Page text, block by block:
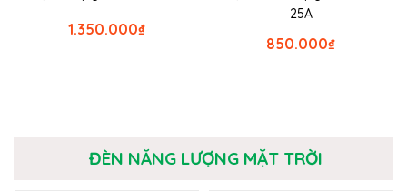
₫
1.350.000
25A
₫
850.000
ĐÈN NĂNG LƯỢNG MẶT TRỜI